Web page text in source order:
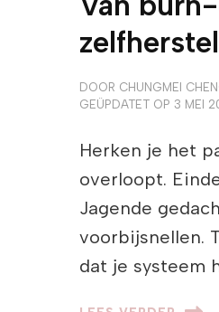
zelfherstel
DOOR CHUNGMEI
GEÜPDATET OP 3 MEI
Herken je het
overloopt.
Jagende
voorbijsnellen.
dat je systeem